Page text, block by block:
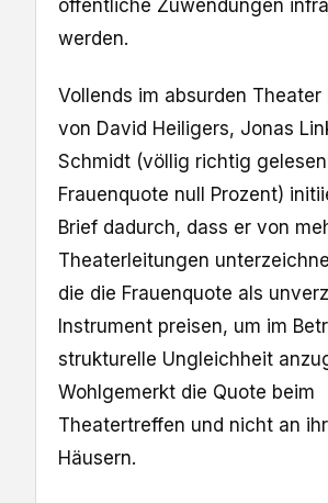
öffentliche Zuwendungen
werden.
Vollends im absurden Theater
von David Heiligers, Jonas
Schmidt (völlig richtig
Frauenquote null Prozent)
Brief dadurch, dass er von
Theaterleitungen
die die Frauenquote als
Instrument preisen, um im
strukturelle Ungleichheit
Wohlgemerkt die Quote beim
Theatertreffen und nicht an
Häusern.